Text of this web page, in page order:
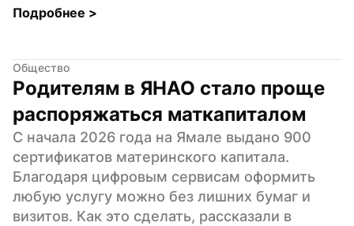
Подробнее >
Общество
Родителям в ЯНАО стало проще
распоряжаться маткапиталом
С начала 2026 года на Ямале выдано 900
сертификатов материнского капитала.
Благодаря цифровым сервисам оформить
любую услугу можно без лишних бумаг и
визитов. Как это сделать, рассказали в